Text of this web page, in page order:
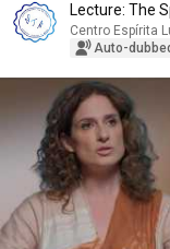
Lecture: The
Centro Espírita
Auto-